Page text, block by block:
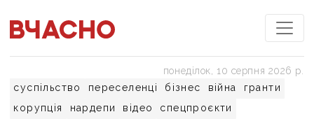
суспільство переселенці бізнес війна
гранти
корупція
нардепи відео спецпроєкти
понеділок, 10 серпня 2026 р.